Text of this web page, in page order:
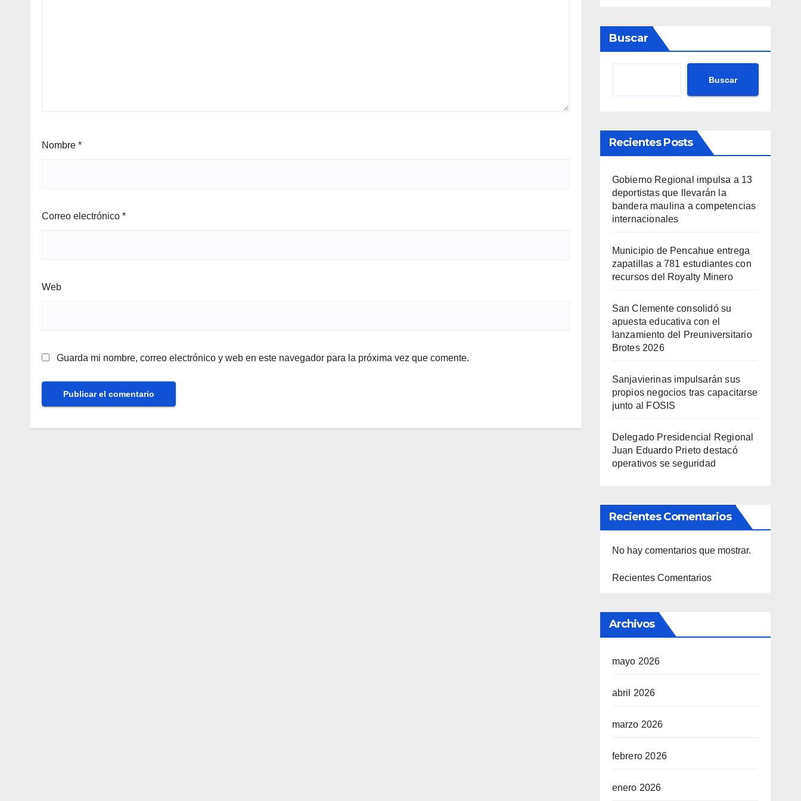
Nombre *
Correo electrónico *
Web
Guarda mi nombre, correo electrónico y web en este navegador para la próxima vez que comente.
Buscar
Buscar
Recientes Posts
Gobierno Regional impulsa a 13
deportistas que llevarán la
bandera maulina a competencias
internacionales
Municipio de Pencahue entrega
zapatillas a 781 estudiantes con
recursos del Royalty Minero
San Clemente consolidó su
apuesta educativa con el
lanzamiento del Preuniversitario
Brotes 2026
Sanjavierinas impulsarán sus
propios negocios tras capacitarse
junto al FOSIS
Delegado Presidencial Regional
Juan Eduardo Prieto destacó
operativos se seguridad
Recientes Comentarios
No hay comentarios que mostrar.
Recientes Comentarios
Archivos
mayo 2026
abril 2026
marzo 2026
febrero 2026
enero 2026